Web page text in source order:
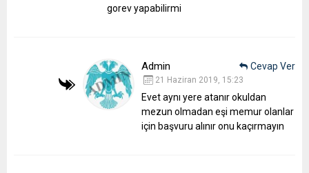
gorev yapabilirmi
Admin
21 Haziran 2019, 15:23
Evet aynı yere atanır okuldan
mezun olmadan eşi memur olanlar
için başvuru alınır onu kaçırmayın
Cevap Ver